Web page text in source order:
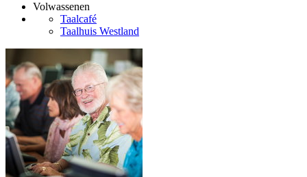
Volwassenen
Taalcafé
Taalhuis Westland